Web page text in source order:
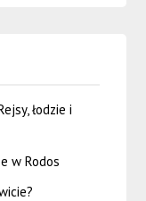
łodzie i
w Rodos